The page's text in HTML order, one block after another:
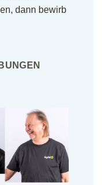
dann bewirb